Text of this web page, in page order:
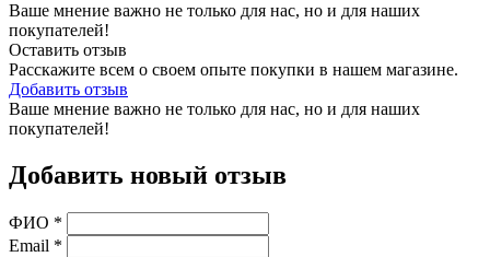
Ваше мнение важно не только для нас, но и для наших
покупателей!
Оставить отзыв
Расскажите всем о своем опыте покупки в нашем магазине.
Добавить отзыв
Ваше мнение важно не только для нас, но и для наших
покупателей!
Добавить новый отзыв
ФИО *
Email *